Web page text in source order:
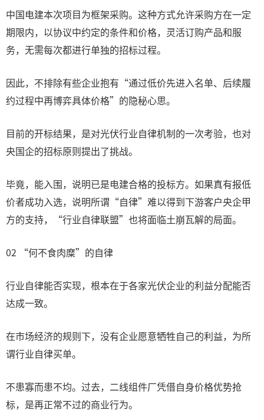
中国电建本次项目为框架采购。这种方式允许采购方在一定
期限内，以协议中约定的条件和价格，灵活订购产品和服
务，无需每次都进行单独的招标过程。
因此，不排除有些企业抱有“通过低价先进入名单、后续履
约过程中再博弈具体价格”的隐秘心思。
目前的开标结果，是对光伏行业自律机制的一次考验，也对
央国企的招标原则提出了挑战。
毕竟，能入围，说明已是电建合格的投标方。如果真有报低
价者成功入选，说明所谓“自律”难以得到下游客户央企甲
方的支持，“行业自律联盟”也将面临土崩瓦解的局面。
02 “何不食肉糜”的自律
行业自律能否实现，根本在于各家光伏企业的利益分配能否
达成一致。
在市场经济的规则下，没有企业愿意牺牲自己的利益，为所
谓行业自律买单。
不患寡而患不均。过去，二线组件厂凭借自身价格优势抢
标，是再正常不过的商业行为。